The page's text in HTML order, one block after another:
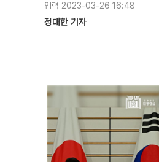
입력 2023-03-26 16:48
정대한 기자